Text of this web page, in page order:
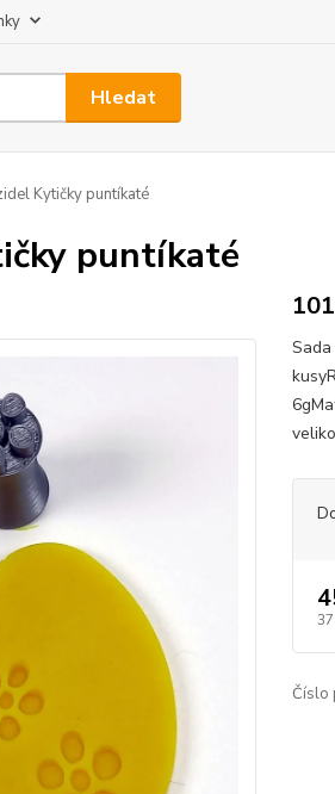
Hledat
Kytičky puntíkaté
puntíkaté
Číslo